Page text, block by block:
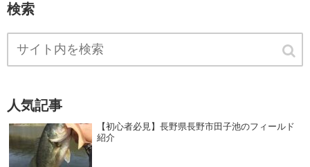
検索
人気記事
【初心者必見】長野県長野市田子池のフィールド
紹介